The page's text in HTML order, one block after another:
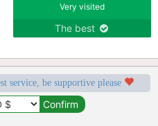
Very visited
The best
service, be supportive please